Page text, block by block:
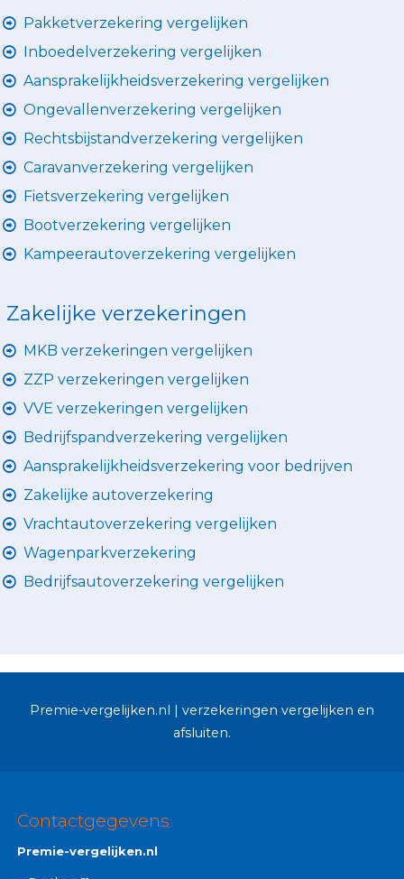
Pakketverzekering vergelijken
Inboedelverzekering vergelijken
Aansprakelijkheidsverzekering vergelijken
Ongevallenverzekering vergelijken
Rechtsbijstandverzekering vergelijken
Caravanverzekering vergelijken
Fietsverzekering vergelijken
Bootverzekering vergelijken
Kampeerautoverzekering vergelijken
Zakelijke verzekeringen
MKB verzekeringen vergelijken
ZZP verzekeringen vergelijken
VVE verzekeringen vergelijken
Bedrijfspandverzekering vergelijken
Aansprakelijkheidsverzekering voor bedrijven
Zakelijke autoverzekering
Vrachtautoverzekering vergelijken
Wagenparkverzekering
Bedrijfsautoverzekering vergelijken
Premie-vergelijken.nl | verzekeringen vergelijken en
afsluiten.
Contactgegevens
Premie-vergelijken.nl